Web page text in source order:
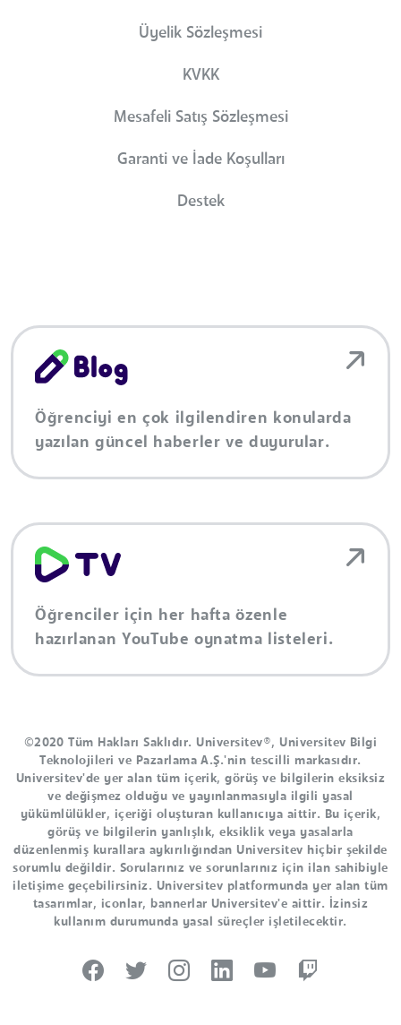
Üyelik Sözleşmesi
KVKK
Mesafeli Satış Sözleşmesi
Garanti ve İade Koşulları
Destek
Öğrenciyi en çok ilgilendiren konularda
yazılan güncel haberler ve duyurular.
Öğrenciler için her hafta özenle
hazırlanan YouTube oynatma listeleri.
©2020 Tüm Hakları Saklıdır. Universitev®, Universitev Bilgi
Teknolojileri ve Pazarlama A.Ş.'nin tescilli markasıdır.
Universitev'de yer alan tüm içerik, görüş ve bilgilerin eksiksiz
ve değişmez olduğu ve yayınlanmasıyla ilgili yasal
yükümlülükler, içeriği oluşturan kullanıcıya aittir. Bu içerik,
görüş ve bilgilerin yanlışlık, eksiklik veya yasalarla
düzenlenmiş kurallara aykırılığından Universitev hiçbir şekilde
sorumlu değildir. Sorularınız ve sorunlarınız için ilan sahibiyle
iletişime geçebilirsiniz. Universitev platformunda yer alan tüm
tasarımlar, iconlar, bannerlar Universitev'e aittir. İzinsiz
kullanım durumunda yasal süreçler işletilecektir.